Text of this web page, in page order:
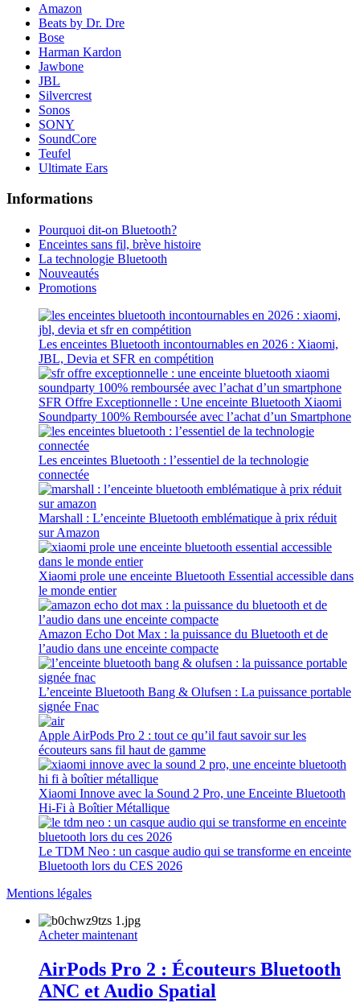
Amazon
Beats by Dr. Dre
Bose
Harman Kardon
Jawbone
JBL
Silvercrest
Sonos
SONY
SoundCore
Teufel
Ultimate Ears
Informations
Pourquoi dit-on Bluetooth?
Enceintes sans fil, brève histoire
La technologie Bluetooth
Nouveautés
Promotions
Les enceintes Bluetooth incontournables en 2026 : Xiaomi,
JBL, Devia et SFR en compétition
SFR Offre Exceptionnelle : Une enceinte Bluetooth Xiaomi
Soundparty 100% Remboursée avec l’achat d’un Smartphone
Les enceintes Bluetooth : l’essentiel de la technologie
connectée
Marshall : L’enceinte Bluetooth emblématique à prix réduit
sur Amazon
Xiaomi prole une enceinte Bluetooth Essential accessible dans
le monde entier
Amazon Echo Dot Max : la puissance du Bluetooth et de
l’audio dans une enceinte compacte
L’enceinte Bluetooth Bang & Olufsen : La puissance portable
signée Fnac
Apple AirPods Pro 2 : tout ce qu’il faut savoir sur les
écouteurs sans fil haut de gamme
Xiaomi Innove avec la Sound 2 Pro, une Enceinte Bluetooth
Hi-Fi à Boîtier Métallique
Le TDM Neo : un casque audio qui se transforme en enceinte
Bluetooth lors du CES 2026
Mentions légales
Acheter maintenant
AirPods Pro 2 : Écouteurs Bluetooth
ANC et Audio Spatial